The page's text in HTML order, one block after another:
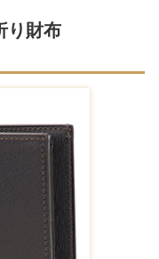
り財布